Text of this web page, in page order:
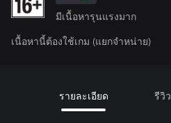
มีเนื้อหารุนแรงมาก
เนื้อหานี้ต้องใช้เกม (แยกจำหน่าย)
รายละเอียด รีวิว